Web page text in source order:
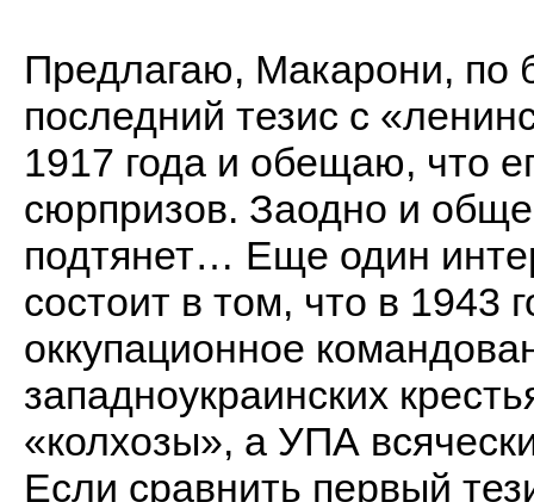
Предлагаю, Макарони, по
последний тезис с
1917 года и обещаю, что
сюрпризов. Заодно и
подтянет… Еще один
состоит в том, что в 1943
оккупационное
западноукраинских
«колхозы», а УПА
Если сравнить первый